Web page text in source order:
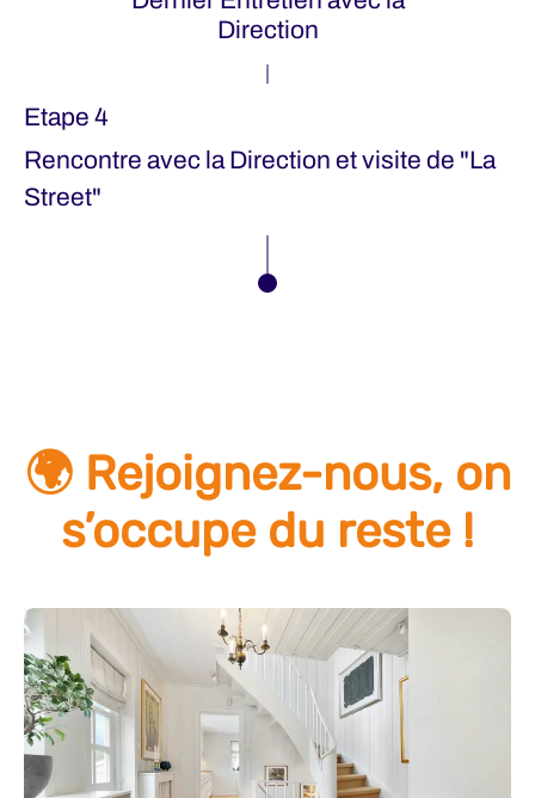
Direction
Etape 4
Rencontre avec la Direction et visite de "La
Street"
🌍 Rejoignez-nous, on
s’occupe du reste !